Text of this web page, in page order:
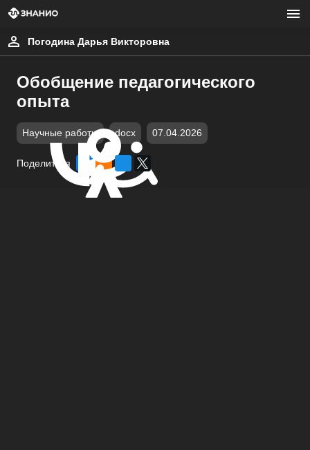
Погодина Дарья Викторовна
Обобщение педагогического
опыта
Научные работы docx 07.04.2026
Поделиться